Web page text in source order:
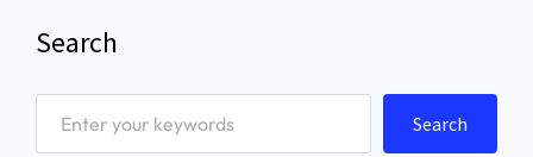
Search
Search